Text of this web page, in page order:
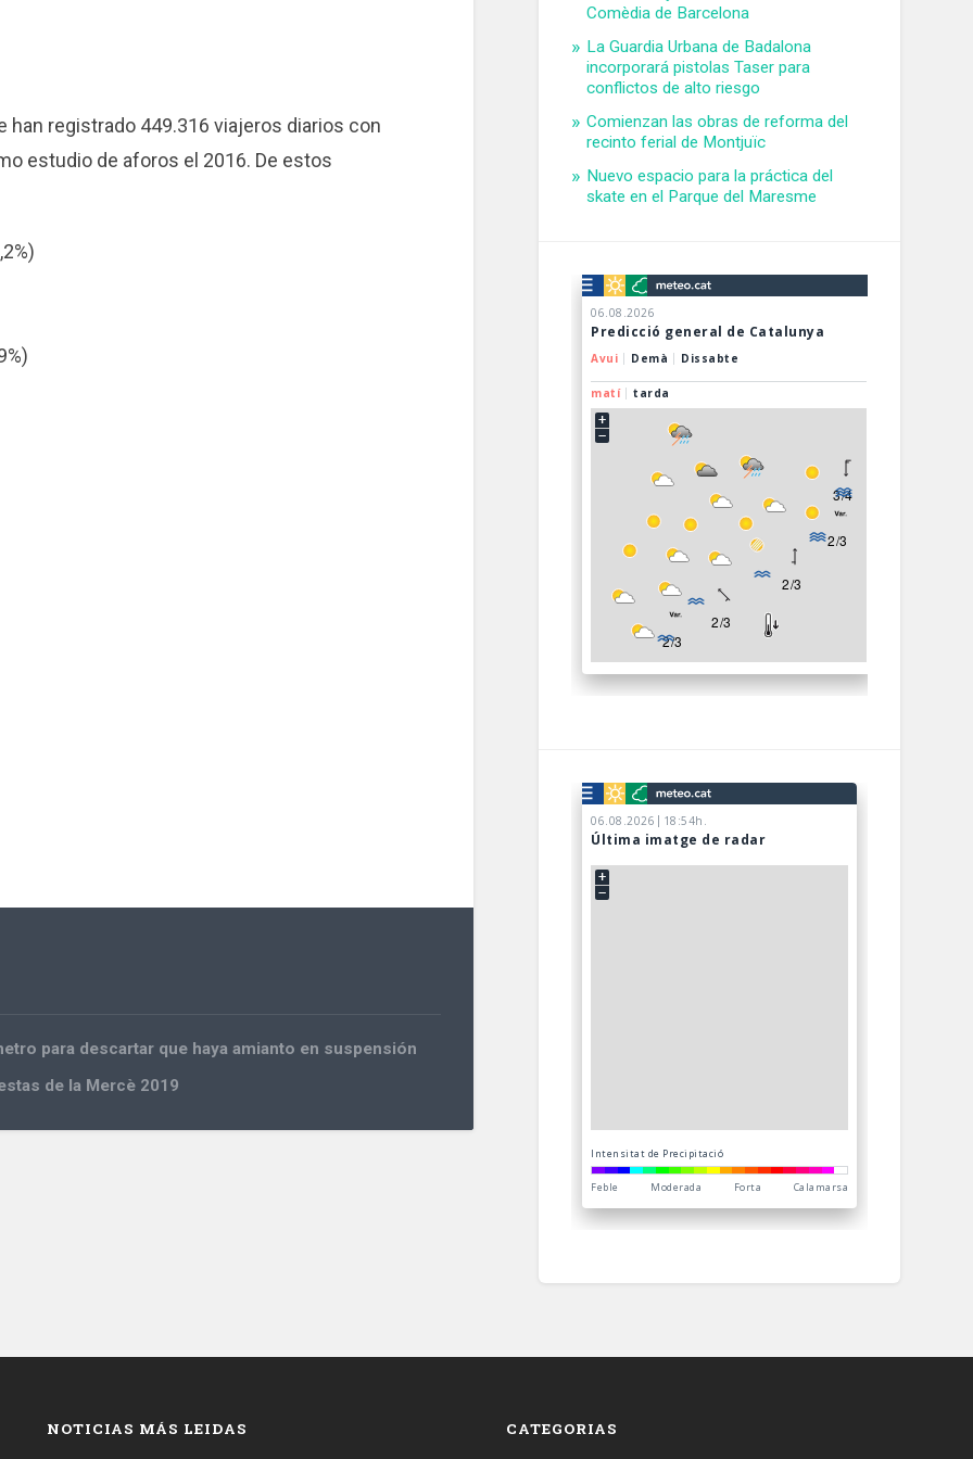
han registrado 449.316 viajeros diarios con
estudio de aforos el 2016. De estos
para descartar que haya amianto en suspensión
de la Mercè 2019
Comèdia de Barcelona
La Guardia Urbana de Badalona
incorporará pistolas Taser para
conflictos de alto riesgo
Comienzan las obras de reforma del
recinto ferial de Montjuïc
Nuevo espacio para la práctica del
skate en el Parque del Maresme
NOTICIAS MÁS LEIDAS CATEGORIAS